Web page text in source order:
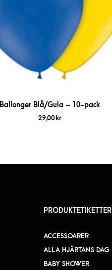
Ballonger Blå/Gula – 10-pack
29,00 kr
PRODUKTETIKETTER
ACCESSOARER
ALLA HJÄRTANS DAG
BABY SHOWER